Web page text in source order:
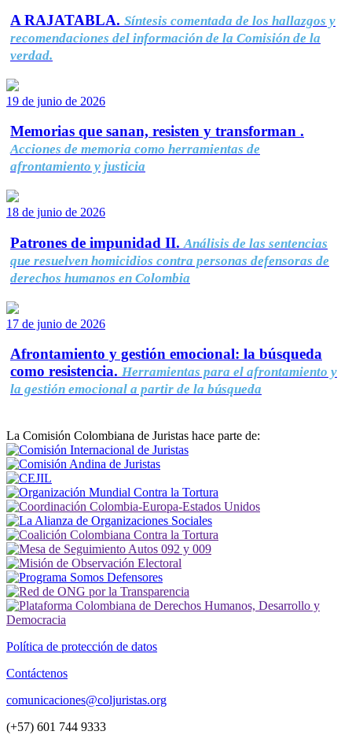
A RAJATABLA. Síntesis comentada de los hallazgos y
recomendaciones del información de la Comisión de la
verdad.
19 de junio de 2026
Memorias que sanan, resisten y transforman .
Acciones de memoria como herramientas de
afrontamiento y justicia
18 de junio de 2026
Patrones de impunidad II. Análisis de las sentencias
que resuelven homicidios contra personas defensoras de
derechos humanos en Colombia
17 de junio de 2026
Afrontamiento y gestión emocional: la búsqueda
como resistencia. Herramientas para el afrontamiento y
la gestión emocional a partir de la búsqueda
La Comisión Colombiana de Juristas hace parte de:
Política de protección de datos
Contáctenos
comunicaciones@coljuristas.org
(+57) 601 744 9333